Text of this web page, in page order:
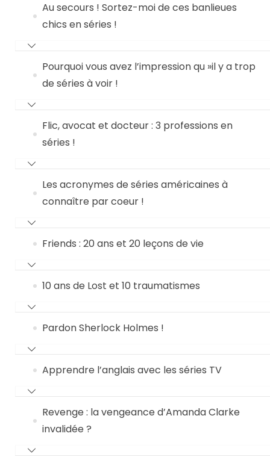
Au secours ! Sortez-moi de ces banlieues
chics en séries !
Pourquoi vous avez l’impression qu »il y a trop
de séries à voir !
Flic, avocat et docteur : 3 professions en
séries !
Les acronymes de séries américaines à
connaître par coeur !
Friends : 20 ans et 20 leçons de vie
10 ans de Lost et 10 traumatismes
Pardon Sherlock Holmes !
Apprendre l’anglais avec les séries TV
Revenge : la vengeance d’Amanda Clarke
invalidée ?